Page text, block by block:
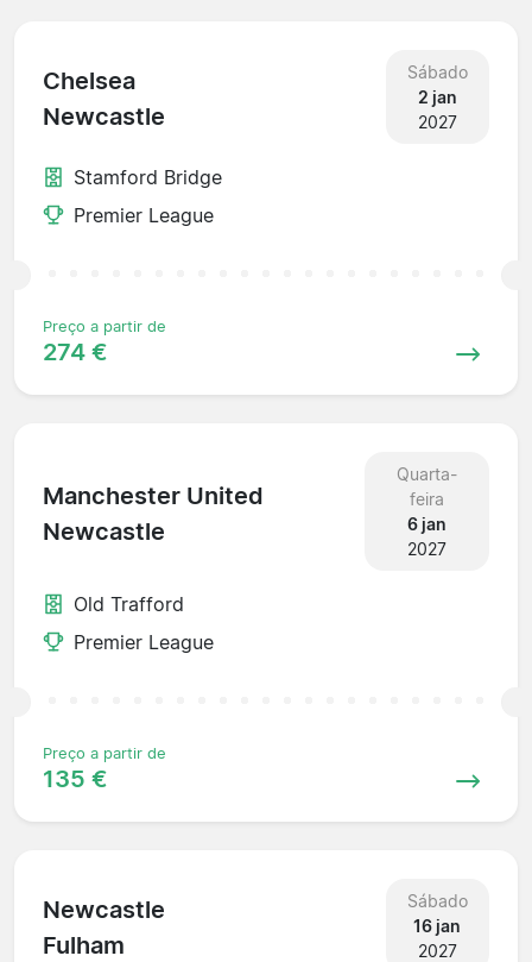
Chelsea
Newcastle
Sábado
2 jan
2027
Stamford Bridge
Premier League
Preço a partir de
274 €
Manchester United
Newcastle
Quarta-
feira
6 jan
2027
Old Trafford
Premier League
Preço a partir de
135 €
Newcastle
Fulham
Sábado
16 jan
2027